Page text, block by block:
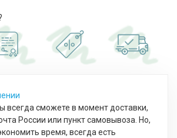
всегда сможете в момент доставки,
России или пункт самовывоза. Но,
время, всегда есть